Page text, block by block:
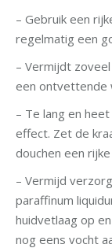
– Gebruik een
regelmatig een
– Vermijdt
een ontvettende
– Te lang en
effect. Zet de
douchen een
– Vermijd
paraffinum
huidvetlaag op
nog eens vocht